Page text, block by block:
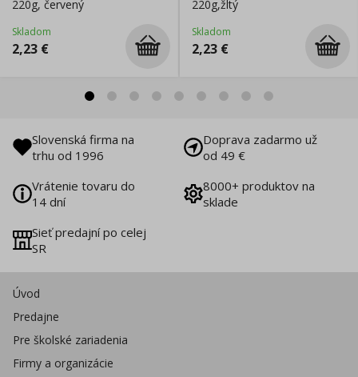
220g, červený
Skladom
2,23 €
220g,žltý
Skladom
2,23 €
Slovenská firma na
trhu od 1996
Doprava zadarmo už
od 49 €
Vrátenie tovaru do
14 dní
8000+ produktov na
sklade
Sieť predajní po celej
SR
Úvod
Predajne
Pre školské zariadenia
Firmy a organizácie